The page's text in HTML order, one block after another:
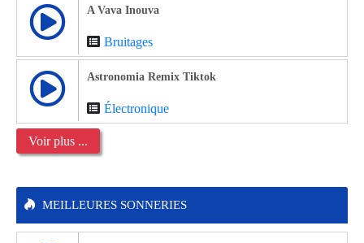
A Vava Inouva
Bruitages
Astronomia Remix Tiktok
Électronique
Voir plus ...
MEILLEURES SONNERIES